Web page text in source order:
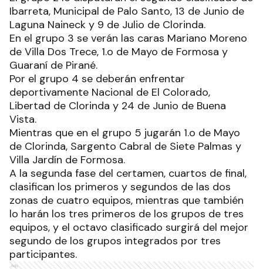
Ibarreta, Municipal de Palo Santo, 13 de Junio de
Laguna Naineck y 9 de Julio de Clorinda.
En el grupo 3 se verán las caras Mariano Moreno
de Villa Dos Trece, 1.o de Mayo de Formosa y
Guaraní de Pirané.
Por el grupo 4 se deberán enfrentar
deportivamente Nacional de El Colorado,
Libertad de Clorinda y 24 de Junio de Buena
Vista.
Mientras que en el grupo 5 jugarán 1.o de Mayo
de Clorinda, Sargento Cabral de Siete Palmas y
Villa Jardín de Formosa.
A la segunda fase del certamen, cuartos de final,
clasifican los primeros y segundos de las dos
zonas de cuatro equipos, mientras que también
lo harán los tres primeros de los grupos de tres
equipos, y el octavo clasificado surgirá del mejor
segundo de los grupos integrados por tres
participantes.
Ads